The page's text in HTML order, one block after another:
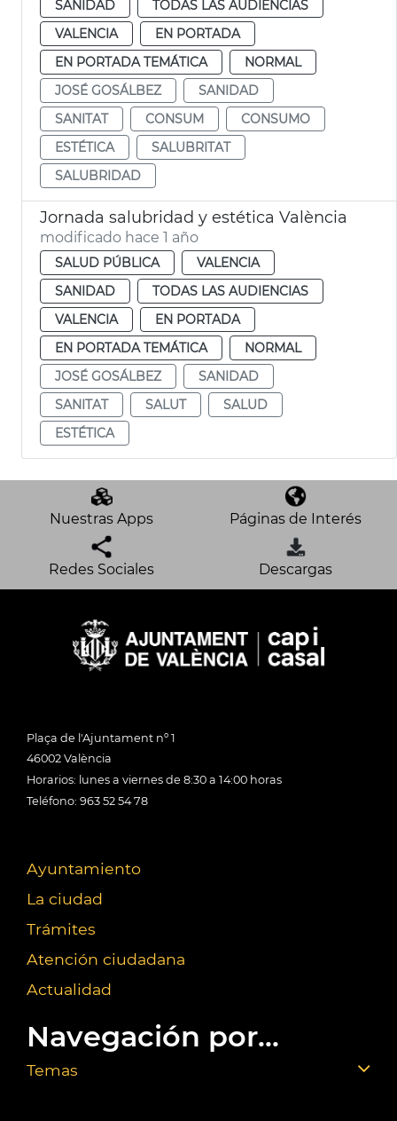
SANIDAD
TODAS LAS AUDIENCIAS
VALENCIA
EN PORTADA
EN PORTADA TEMÁTICA
NORMAL
JOSÉ GOSÁLBEZ
SANIDAD
SANITAT
CONSUM
CONSUMO
ESTÉTICA
SALUBRITAT
SALUBRIDAD
Jornada salubridad y estética València
modificado hace 1 año
SALUD PÚBLICA
VALENCIA
SANIDAD
TODAS LAS AUDIENCIAS
VALENCIA
EN PORTADA
EN PORTADA TEMÁTICA
NORMAL
JOSÉ GOSÁLBEZ
SANIDAD
SANITAT
SALUT
SALUD
ESTÉTICA
Nuestras Apps Páginas de Interés
Redes Sociales Descargas
Plaça de l'Ajuntament nº 1
46002 València
Horarios: lunes a viernes de 8:30 a 14:00 horas
Teléfono: 963 52 54 78
Ayuntamiento
La ciudad
Trámites
Atención ciudadana
Actualidad
Navegación por...
Temas